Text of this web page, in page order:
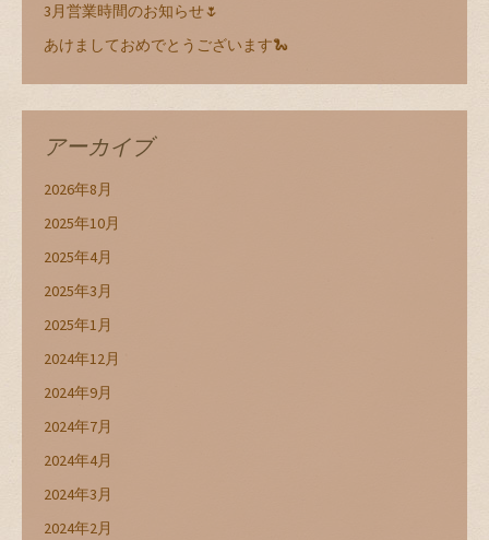
3月営業時間のお知らせ🌷
あけましておめでとうございます🐍
アーカイブ
2026年8月
2025年10月
2025年4月
2025年3月
2025年1月
2024年12月
2024年9月
2024年7月
2024年4月
2024年3月
2024年2月